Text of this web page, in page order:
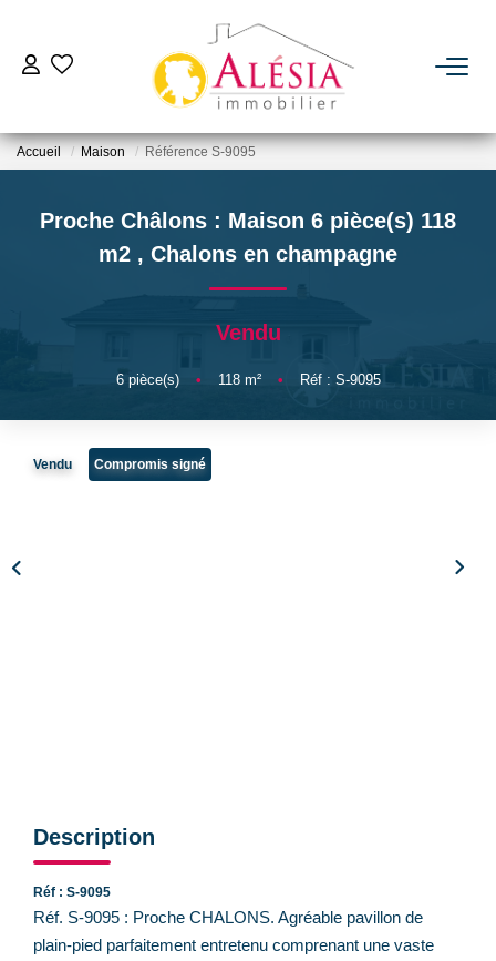
ACHETER
BIENS VENDUS / LOUÉS
NOTRE AGENCE
Accueil Maison Référence S-9095
Proche Châlons : Maison 6 pièce(s) 118
m2 , Chalons en champagne
Vendu
6pièce(s) • 118m² • Réf : S-9095
Vendu Compromis signé
Description
Réf : S-9095
Réf. S-9095 : Proche CHALONS. Agréable pavillon de
plain-pied parfaitement entretenu comprenant une vaste